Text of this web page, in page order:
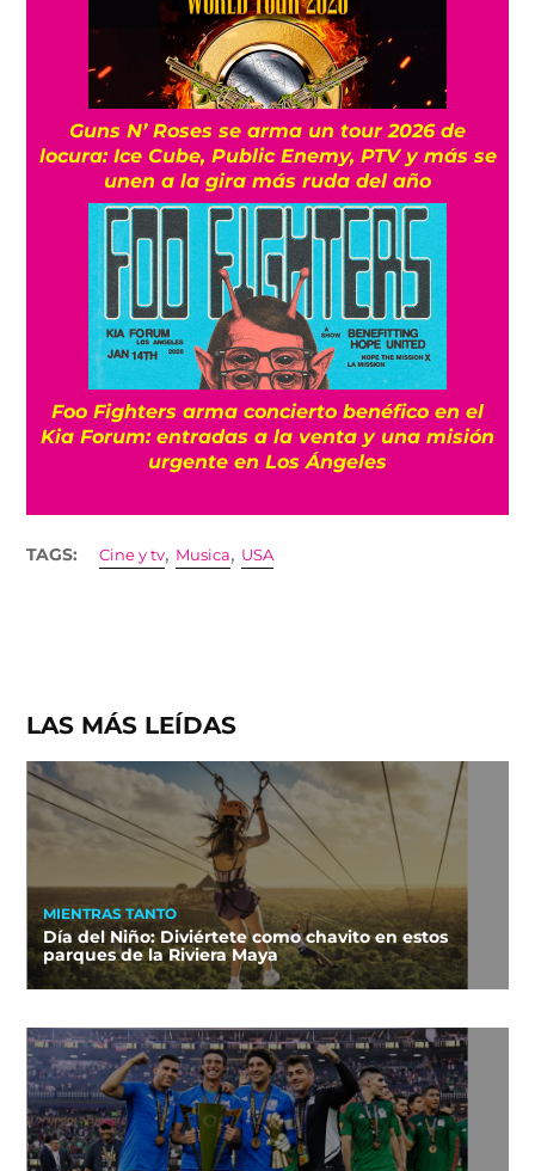
Guns N’ Roses se arma un tour 2026 de
locura: Ice Cube, Public Enemy, PTV y más se
unen a la gira más ruda del año
Foo Fighters arma concierto benéfico en el
Kia Forum: entradas a la venta y una misión
urgente en Los Ángeles
TAGS: Cine y tv, Musica, USA
LAS MÁS LEÍDAS
MIENTRAS TANTO
Día del Niño: Diviértete como chavito en estos
parques de la Riviera Maya